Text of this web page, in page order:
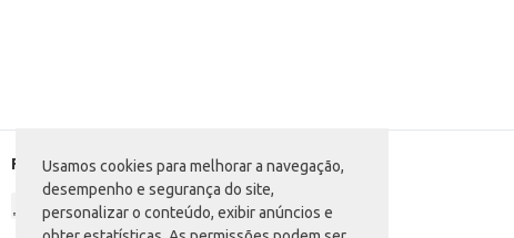
Usamos cookies para melhorar a navegação,
desempenho e segurança do site,
personalizar o conteúdo, exibir anúncios e
Formas de pagamento